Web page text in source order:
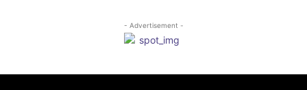
- Advertisement -